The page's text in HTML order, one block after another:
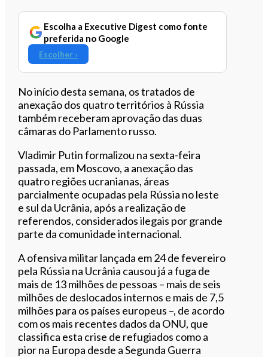
Escolha a Executive Digest como fonte
preferida no Google
Escolher ›
No início desta semana, os tratados de
anexação dos quatro territórios à Rússia
também receberam aprovação das duas
câmaras do Parlamento russo.
Vladimir Putin formalizou na sexta-feira
passada, em Moscovo, a anexação das
quatro regiões ucranianas, áreas
parcialmente ocupadas pela Rússia no leste
e sul da Ucrânia, após a realização de
referendos, considerados ilegais por grande
parte da comunidade internacional.
A ofensiva militar lançada em 24 de fevereiro
pela Rússia na Ucrânia causou já a fuga de
mais de 13 milhões de pessoas – mais de seis
milhões de deslocados internos e mais de 7,5
milhões para os países europeus –, de acordo
com os mais recentes dados da ONU, que
classifica esta crise de refugiados como a
pior na Europa desde a Segunda Guerra